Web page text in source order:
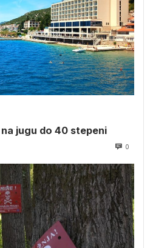
jugu do 40 stepeni
0